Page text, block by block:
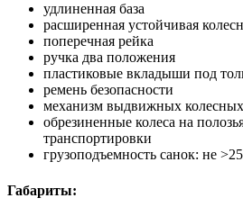
удлиненная база
расширенная устойчивая
поперечная рейка
ручка два положения
пластиковые вкладыши под
ремень безопасности
механизм выдвижных
обрезиненные колеса на
транспортировки
грузоподъемность санок: не
Габариты: